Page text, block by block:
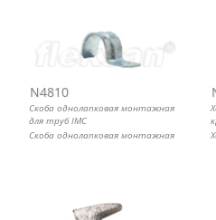
N4810
Скоба однолапковая монтажная
для труб IMC
Скоба однолапковая монтажная